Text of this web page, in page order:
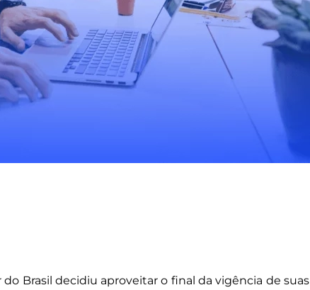
Brasil decidiu aproveitar o final da vigência de suas